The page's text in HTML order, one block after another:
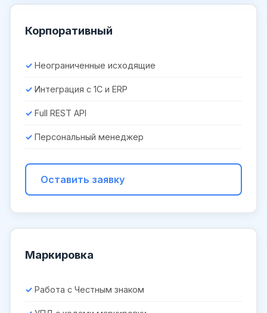
Корпоративный
Неограниченные исходящие
Интеграция с 1С и ERP
Full REST API
Персональный менеджер
Оставить заявку
Маркировка
Работа с Честным знаком